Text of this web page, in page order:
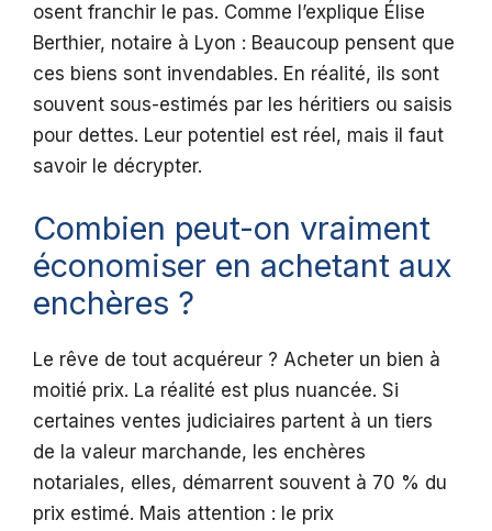
osent franchir le pas. Comme l’explique Élise
Berthier, notaire à Lyon : Beaucoup pensent que
ces biens sont invendables. En réalité, ils sont
souvent sous-estimés par les héritiers ou saisis
pour dettes. Leur potentiel est réel, mais il faut
savoir le décrypter.
Combien peut-on vraiment
économiser en achetant aux
enchères ?
Le rêve de tout acquéreur ? Acheter un bien à
moitié prix. La réalité est plus nuancée. Si
certaines ventes judiciaires partent à un tiers
de la valeur marchande, les enchères
notariales, elles, démarrent souvent à 70 % du
prix estimé. Mais attention : le prix